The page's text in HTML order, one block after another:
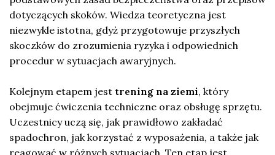
dotyczących skoków. Wiedza teoretyczna jest
niezwykle istotna, gdyż przygotowuje przyszłych
skoczków do zrozumienia ryzyka i odpowiednich
procedur w sytuacjach awaryjnych.
Kolejnym etapem jest trening na ziemi, który
obejmuje ćwiczenia techniczne oraz obsługę sprzętu.
Uczestnicy uczą się, jak prawidłowo zakładać
spadochron, jak korzystać z wyposażenia, a także jak